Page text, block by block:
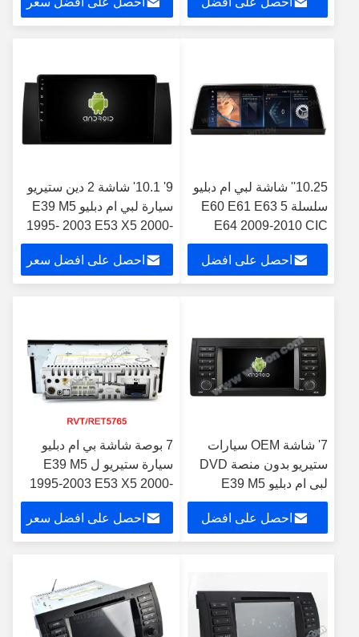
الوسائط المتعددة
المتعددة ستيريو مونيتور
10.25'' شاشة لبي ام دبليو
سلسلة 5 E60 E61 E63
E64 2009-2010 CIC
مشغل الوسائط المتعددة
الروبوتاحصل على افضل
9' 10.1' شاشة 2 دين ستيريو
سيارة لبي ام دبليو E39 M5
1995- 2003 E53 X5 2000-
2007 1995-2003 M5 2000-
2007 X5 2000-2007
احصل على افضل سعر
7' شاشة OEM سيارات
ستيريو بدون منصة DVD
لبي ام دبليو E39 M5
1995-2003 E53 X5
2000-2007احصل على افضل
7 بوصة شاشة بي ام دبليو
سيارة ستيريو ل E39 M5
1995-2003 E53 X5 2000-
2007 أندرويد سيارة DVD
GPS الوسائط المتعددة احصل على افضل سعر